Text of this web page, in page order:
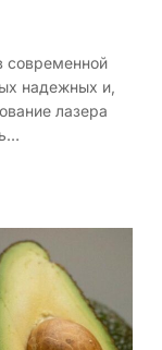
современной
надежных и,
лазера